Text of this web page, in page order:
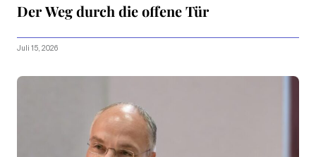
Der Weg durch die offene Tür
Juli 15, 2026